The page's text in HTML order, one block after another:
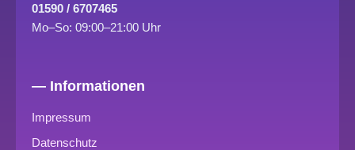
01590 / 6707465
Mo–So: 09:00–21:00 Uhr
— Informationen
Impressum
Datenschutz